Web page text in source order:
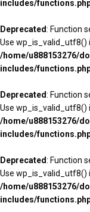
includes/
Deprecated: Function
Use wp_is_valid_utf8()
/home/u888153276/
includes/
Deprecated: Function
Use wp_is_valid_utf8()
/home/u888153276/
includes/
Deprecated: Function
Use wp_is_valid_utf8()
/home/u888153276/
includes/